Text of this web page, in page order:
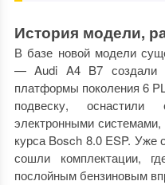
История модели,
В базе новой модели
— Audi A4 B7 создали
платформы поколения 6
подвеску,
электронными
курса Bosch 8.0 ESP. Уже
сошли комплектации,
послойным бензиновым